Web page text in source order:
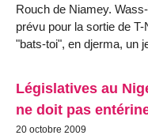
Rouch de Niamey.
prévu pour la sortie de
"bats-toi", en djerma, un
Législatives au
ne doit pas
20 octobre 2009